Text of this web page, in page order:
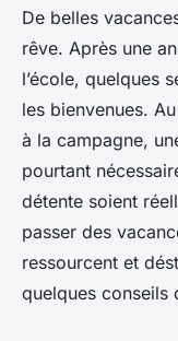
Comment
adeline•21 janvier
De belles
rêve. Après une
l’école, quelques
les bienvenues.
à la campagne,
pourtant
détente soient
passer des
ressourcent et
quelques conseils